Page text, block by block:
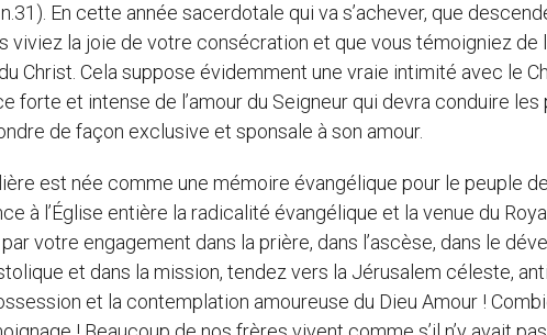
En cette année sacerdotale qui va s’achever, que
viviez la joie de votre consécration et que vous témoigniez de
Christ. Cela suppose évidemment une vraie intimité avec le
forte et intense de l’amour du Seigneur qui devra conduire
de façon exclusive et sponsale à son amour.
est née comme une mémoire évangélique pour le peuple
à l’Église entière la radicalité évangélique et la venue du
votre engagement dans la prière, dans l’ascèse, dans le
et dans la mission, tendez vers la Jérusalem céleste,
et la contemplation amoureuse du Dieu Amour !